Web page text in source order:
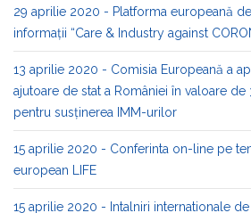
29 aprilie 2020 - Platforma europeană
informații “Care & Industry against
13 aprilie 2020 - Comisia Europeană a
ajutoare de stat a României în valoare
pentru susținerea IMM-urilor
15 aprilie 2020 - Conferinta on-line pe
european LIFE
15 aprilie 2020 - Intalniri internationale